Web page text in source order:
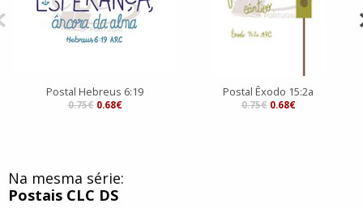
Postal Hebreus 6:19
0.75€ 0.68€
Postal Êxodo 15:2a
0.75€ 0.68€
Na mesma série:
Postais CLC DS